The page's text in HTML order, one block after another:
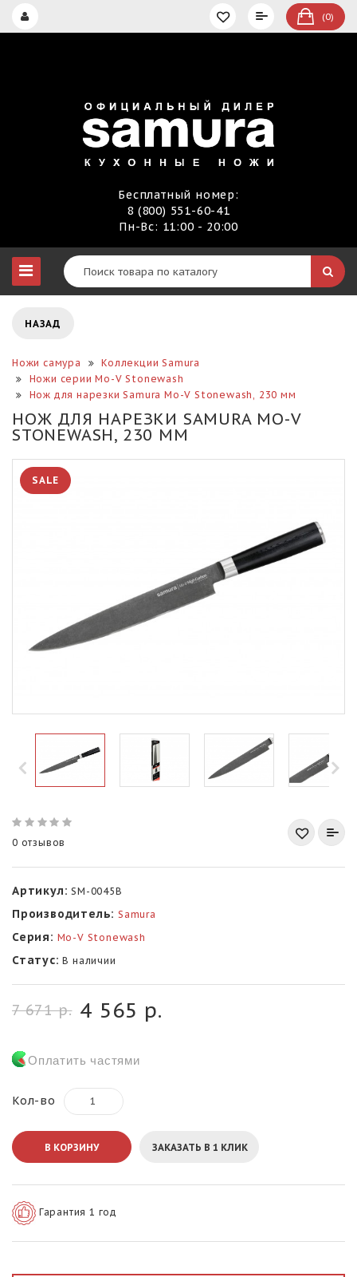
(0)
Бесплатный номер:
8 (800) 551-60-41
Пн-Вс: 11:00 - 20:00
НАЗАД
Ножи самура
Коллекции Samura
Ножи серии Mo-V Stonewash
Нож для нарезки Samura Mo-V Stonewash, 230 мм
НОЖ ДЛЯ НАРЕЗКИ SAMURA MO-V
STONEWASH, 230 ММ
SALE
0 отзывов
Артикул: SM-0045B
Производитель: Samura
Серия: Mo-V Stonewash
Статус: В наличии
7 671 р. 4 565 р.
Оплатить частями
Кол-во
В КОРЗИНУ ЗАКАЗАТЬ В 1 КЛИК
Гарантия 1 год